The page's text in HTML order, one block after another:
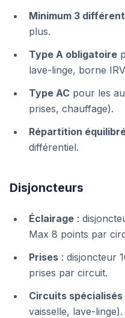
Minimum 3
plus.
Type A obligatoire
lave-linge, borne
Type AC pour les
prises, chauffage).
Répartition
différentiel.
Disjoncteurs
Éclairage :
Max 8 points par
Prises : disjoncteur
prises par circuit.
Circuits spécialisés
vaisselle, lave-linge).